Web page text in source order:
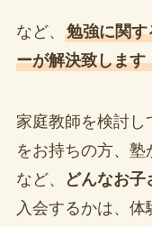
など、 勉強に関
ーが解決致します
家庭教師を検討し
をお持ちの方、
など、
どんなお子
入会するかは、